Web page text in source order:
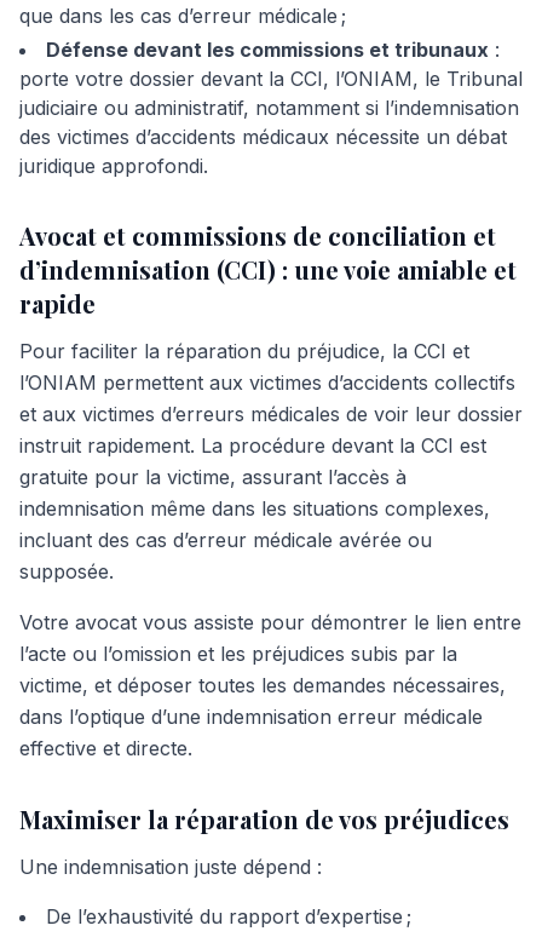
que dans les cas d’erreur médicale ;
Défense devant les commissions et tribunaux :
porte votre dossier devant la CCI, l’ONIAM, le Tribunal
judiciaire ou administratif, notamment si l’indemnisation
des victimes d’accidents médicaux nécessite un débat
juridique approfondi.
Avocat et commissions de conciliation et
d’indemnisation (CCI) : une voie amiable et
rapide
Pour faciliter la réparation du préjudice, la CCI et
l’ONIAM permettent aux victimes d’accidents collectifs
et aux victimes d’erreurs médicales de voir leur dossier
instruit rapidement. La procédure devant la CCI est
gratuite pour la victime, assurant l’accès à
indemnisation même dans les situations complexes,
incluant des cas d’erreur médicale avérée ou
supposée.
Votre avocat vous assiste pour démontrer le lien entre
l’acte ou l’omission et les préjudices subis par la
victime, et déposer toutes les demandes nécessaires,
dans l’optique d’une indemnisation erreur médicale
effective et directe.
Maximiser la réparation de vos préjudices
Une indemnisation juste dépend :
De l’exhaustivité du rapport d’expertise ;